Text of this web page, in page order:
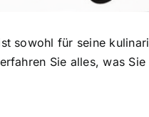
sowohl für seine
Sie alles, was